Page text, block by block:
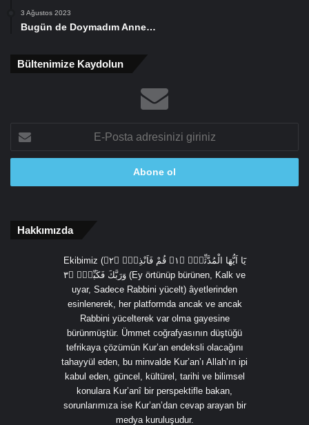
3 Ağustos 2023
Bugün de Doymadım Anne…
Bültenimize Kaydolun
Posta
adresinizi
Hakkımızda
Ekibimiz (يَٓا اَيُّهَا الْمُدَّثِّرُۙ ﴿١﴾ قُمْ فَاَنْذِرْۙ ﴿٢﴾
وَرَبَّكَ فَكَبِّرْۙ ﴿٣ (Ey örtünüp bürünen, Kalk ve
uyar, Sadece Rabbini yücelt) âyetlerinden
esinlenerek, her platformda ancak ve ancak
Rabbini yücelterek var olma gayesine
bürünmüştür. Ümmet coğrafyasının düştüğü
tefrikaya çözümün Kur’an endeksli olacağını
tahayyül eden, bu minvalde Kur’an’ı Allah’ın ipi
kabul eden, güncel, kültürel, tarihi ve bilimsel
konulara Kur’anî bir perspektifle bakan,
sorunlarımıza ise Kur’an’dan cevap arayan bir
medya kuruluşudur.